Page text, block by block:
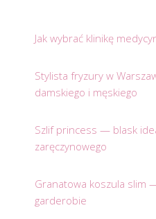
Jak wybrać klinikę
Stylista fryzury w
damskiego i męskiego
Szlif princess — blask
zaręczynowego
Granatowa koszula slim
garderobie